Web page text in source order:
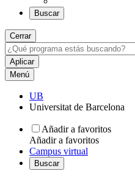
Buscar
Cerrar
Menú
UB
Universitat de Barcelona
Añadir a favoritos
Añadir a favoritos
Campus virtual
Buscar